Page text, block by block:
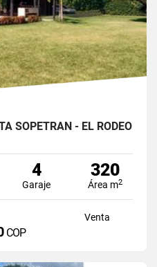
SOPETRÁN - EL RODEO
4
Garaje
320
Área m2
Venta
COP